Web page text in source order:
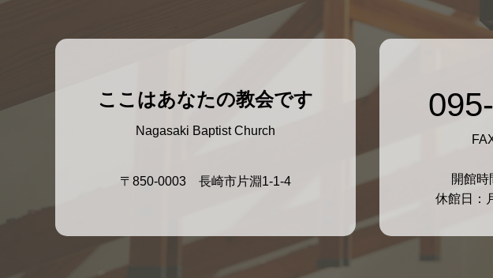
ここはあなたの教会です
Nagasaki Baptist Church
〒850-0003 長崎市片淵1-1-4
開館時
休館日：